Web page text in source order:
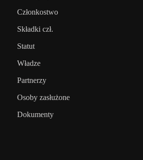
Członkostwo
Składki czł.
Statut
Władze
Partnerzy
Osoby zasłużone
Dokumenty